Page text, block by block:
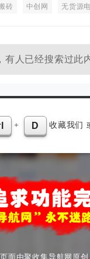
砖 中创网 无货源电商
有人已经搜索过此
+ D 收藏我们
面由聚收集导航网原